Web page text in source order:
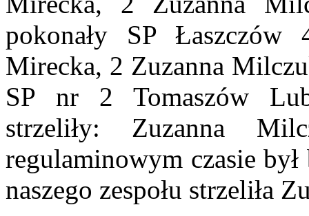
pokonały SP
Mirecka, 2 Zuzanna
SP nr 2 Tomaszów
strzeliły: Zuzanna
regulaminowym czasie
naszego zespołu strzeliła